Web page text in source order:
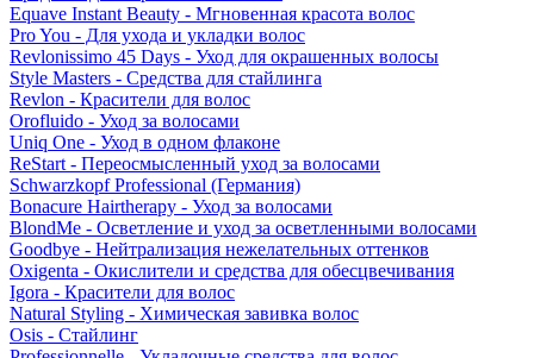
Equave Instant Beauty - Мгновенная красота волос
Pro You - Для ухода и укладки волос
Revlonissimo 45 Days - Уход для окрашенных волосы
Style Masters - Средства для стайлинга
Revlon - Красители для волос
Orofluido - Уход за волосами
Uniq One - Уход в одном флаконе
ReStart - Переосмысленный уход за волосами
Schwarzkopf Professional (Германия)
Bonacure Hairtherapy - Уход за волосами
BlondMe - Осветление и уход за осветленными волосами
Goodbye - Нейтрализация нежелательных оттенков
Oxigenta - Окислители и средства для обесцвечивания
Igora - Красители для волос
Natural Styling - Химическая завивка волос
Osis - Стайлинг